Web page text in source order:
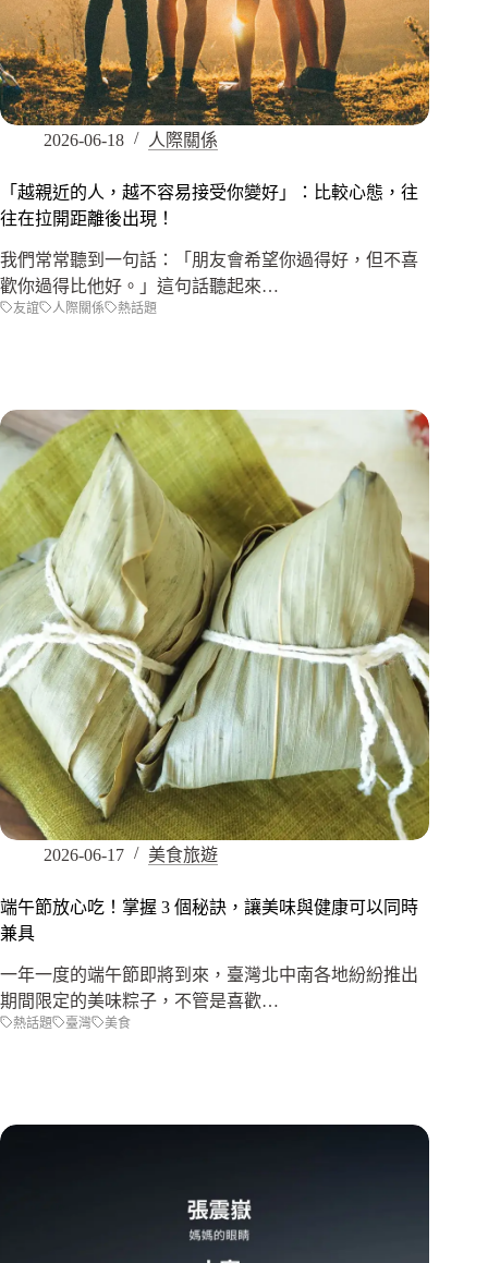
2026-06-18 人際關係
「越親近的人，越不容易接受你變好」：比較心態，往
往在拉開距離後出現！
我們常常聽到一句話：「朋友會希望你過得好，但不喜
歡你過得比他好。」這句話聽起來…
友誼 人際關係 熱話題
2026-06-17 美食旅遊
端午節放心吃！掌握 3 個秘訣，讓美味與健康可以同時
兼具
一年一度的端午節即將到來，臺灣北中南各地紛紛推出
期間限定的美味粽子，不管是喜歡…
熱話題 臺灣 美食